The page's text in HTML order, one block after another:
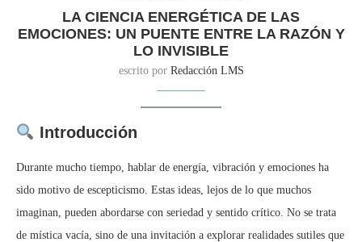
LA CIENCIA ENERGÉTICA DE LAS
EMOCIONES: UN PUENTE ENTRE LA RAZÓN Y
LO INVISIBLE
escrito por Redacción LMS
Introducción
Durante mucho tiempo, hablar de energía, vibración y emociones ha
sido motivo de escepticismo. Estas ideas, lejos de lo que muchos
imaginan, pueden abordarse con seriedad y sentido crítico. No se trata
de mística vacía, sino de una invitación a explorar realidades sutiles que